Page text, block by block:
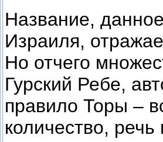
Название,
Израиля,
Но отчего
Гурский Ребе,
правило Торы –
количество,